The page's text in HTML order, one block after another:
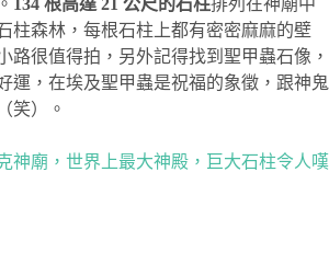
柱森林，每根石柱上都有密密麻麻的壁
路很值得拍，另外記得找到聖甲蟲石像，
運，在埃及聖甲蟲是祝福的象徵，跟神鬼
笑）。
神廟，世界上最大神殿，巨大石柱令人嘆